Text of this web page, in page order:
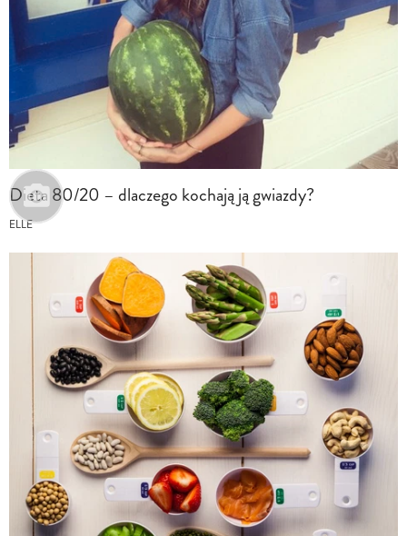
Dieta 80/20 – dlaczego kochają ją gwiazdy?
ELLE